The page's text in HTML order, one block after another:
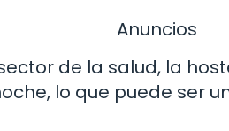
Anuncios
de la salud, la
lo que puede ser